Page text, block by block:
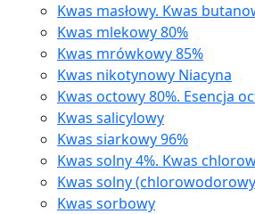
Kwas masłowy. Kwas
Kwas mlekowy 80%
Kwas mrówkowy 85%
Kwas nikotynowy Niacyna
Kwas octowy 80%. Esencja
Kwas salicylowy
Kwas siarkowy 96%
Kwas solny 4%. Kwas
Kwas solny
Kwas sorbowy